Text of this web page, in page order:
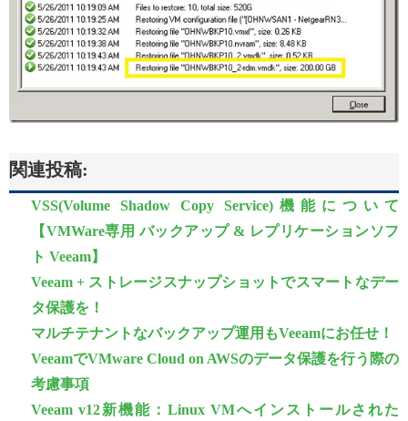
関連投稿:
VSS(Volume Shadow Copy Service)機能について
【VMWare専用 バックアップ & レプリケーションソフ
ト Veeam】
Veeam + ストレージスナップショットでスマートなデー
タ保護を！
マルチテナントなバックアップ運用もVeeamにお任せ！
VeeamでVMware Cloud on AWSのデータ保護を行う際の
考慮事項
Veeam v12新機能：Linux VMへインストールされた